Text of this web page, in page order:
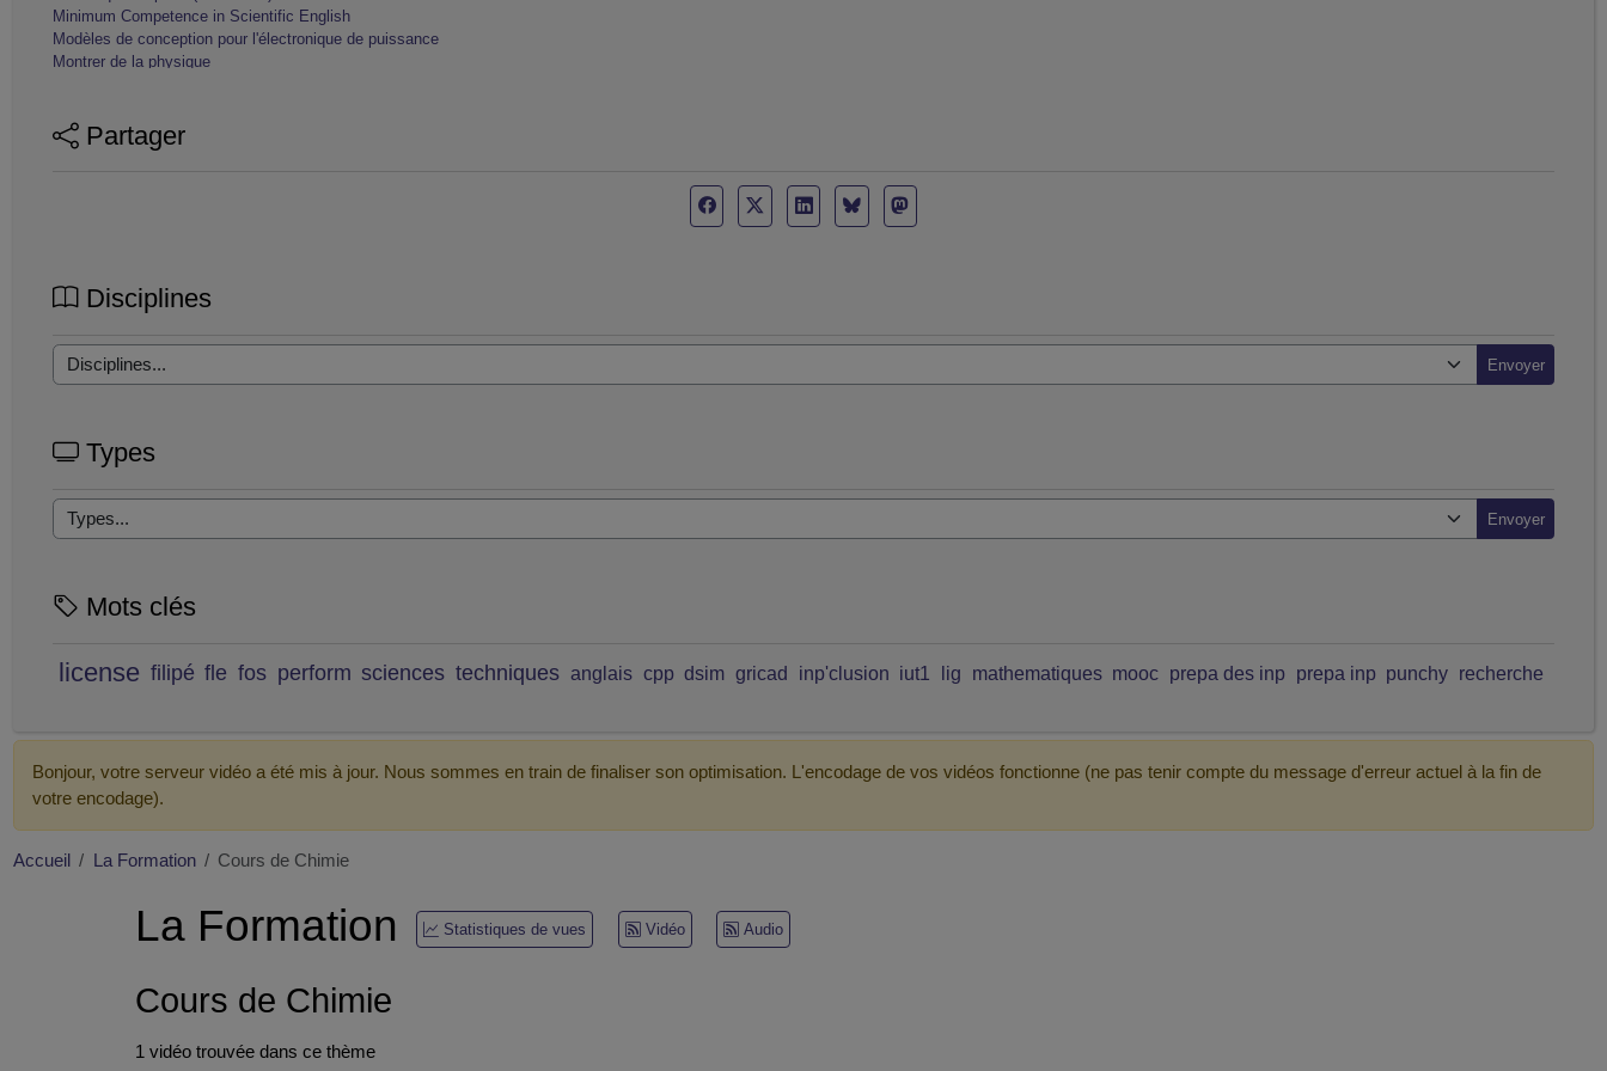
Minimum Competence in Scientific English
Modèles de conception pour l'électronique de puissance
Montrer de la physique
Weightless
Partager
Disciplines
Types
Mots clés
license filipé fle fos perform sciences techniques anglais cpp dsim gricad inp'clusion iut1 lig mathematiques mooc prepa des inp prepa inp punchy recherche
Bonjour, votre serveur vidéo a été mis à jour. Nous sommes en train de finaliser son optimisation. L'encodage de vos vidéos fonctionne (ne pas tenir compte du message d'erreur actuel à la fin de
votre encodage).
Accueil La Formation Cours de Chimie
La Formation Statistiques de vues Vidéo Audio
Cours de Chimie
1 vidéo trouvée dans ce thème